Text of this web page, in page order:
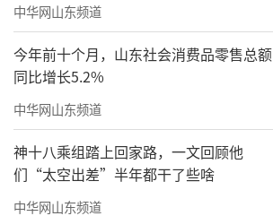
中华网山东频道
今年前十个月，山东社会消费品零售总额
同比增长5.2%
中华网山东频道
神十八乘组踏上回家路，一文回顾他
们“太空出差”半年都干了些啥
中华网山东频道